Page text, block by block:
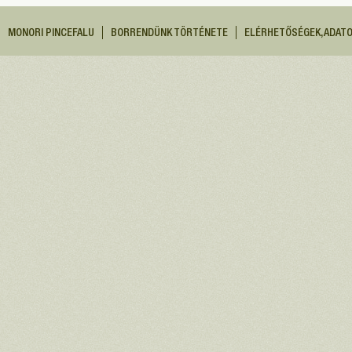
MONORI PINCEFALU BORRENDÜNK TÖRTÉNETE ELÉRHETŐSÉGEK,